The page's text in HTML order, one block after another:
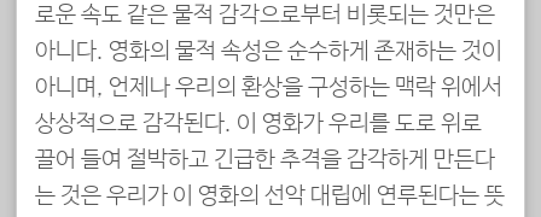
로운 속도 같은 물적 감각으로부터 비롯되는 것만은
아니다. 영화의 물적 속성은 순수하게 존재하는 것이
아니며, 언제나 우리의 환상을 구성하는 맥락 위에서
상상적으로 감각된다. 이 영화가 우리를 도로 위로
끌어 들여 절박하고 긴급한 추격을 감각하게 만든다
는 것은 우리가 이 영화의 선악 대립에 연루된다는 뜻